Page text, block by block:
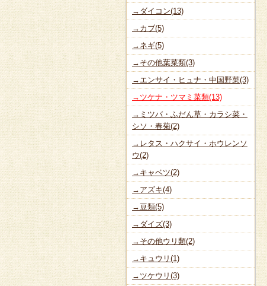
→ダイコン(13)
→カブ(5)
→ネギ(5)
→その他葉菜類(3)
→エンサイ・ヒュナ・中国野菜(3)
→ツケナ・ツマミ菜類(13)
→ミツバ・ふだん草・カラシ菜・
シソ・春菊(2)
→レタス・ハクサイ・ホウレンソ
ウ(2)
→キャベツ(2)
→アズキ(4)
→豆類(5)
→ダイズ(3)
→その他ウリ類(2)
→キュウリ(1)
→ツケウリ(3)